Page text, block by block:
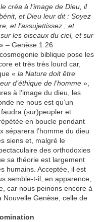
créa à l’image de Dieu, il
et Dieu leur dit : Soyez
et l’assujettissez ; et
les oiseaux du ciel, et sur
» – Genèse 1:26
biblique pose les
et très très lourd car,
« la Nature doit être
d’éthique de l’homme »,
à l’image du dieu, les
ne nous est qu’un
(sur)peupler et
en boucle pendant
séparera l’homme du dieu
siens et, malgré le
des orthodoxies
sa théorie est largement
humains. Acceptée, il est
semble-t-il, en apparence,
car nous peinons encore à
Nouvelle Genèse, celle de